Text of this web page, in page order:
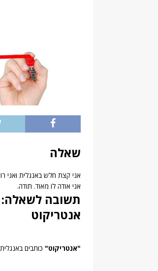
שאלה
אני קצת חלש באנגלית ואני
אני אודה לו מאוד. תודה.
תשובה לשאלה:
אנטריקוט
"אנטריקוט" כותבים